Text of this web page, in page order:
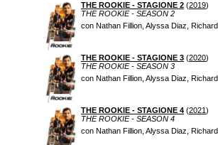
THE ROOKIE - STAGIONE 2 (2019)
THE ROOKIE - SEASON 2
con Nathan Fillion, Alyssa Diaz,
THE ROOKIE - STAGIONE 3 (2020)
THE ROOKIE - SEASON 3
con Nathan Fillion, Alyssa Diaz,
THE ROOKIE - STAGIONE 4 (2021)
THE ROOKIE - SEASON 4
con Nathan Fillion, Alyssa Diaz,